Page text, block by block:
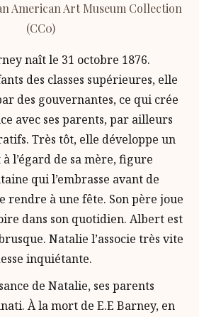
American Art Museum Collection
(CC0)
naît le 31 octobre 1876.
des classes supérieures, elle
des gouvernantes, ce qui crée
avec ses parents, par ailleurs
Très tôt, elle développe un
l’égard de sa mère, figure
qui l’embrasse avant de
rendre à une fête. Son père joue
dans son quotidien. Albert est
Natalie l’associe très vite
inquiétante.
de Natalie, ses parents
À la mort de E.E Barney, en